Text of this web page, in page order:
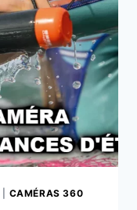
CAMÉRAS 360